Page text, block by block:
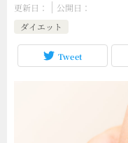
更新日：
公開日：
ダイエット
Tweet